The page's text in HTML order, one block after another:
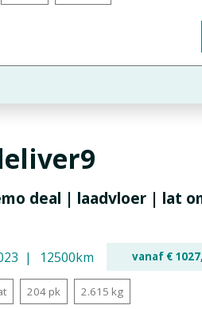
deal | laadvloer | lat
12500km vanaf €
204 pk 2.615 kg